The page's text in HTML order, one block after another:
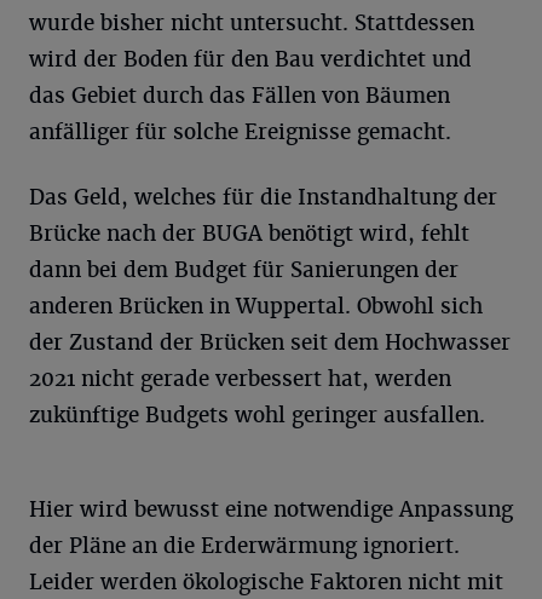
wurde bisher nicht untersucht. Stattdessen
wird der Boden für den Bau verdichtet und
das Gebiet durch das Fällen von Bäumen
anfälliger für solche Ereignisse gemacht.
Das Geld, welches für die Instandhaltung der
Brücke nach der BUGA benötigt wird, fehlt
dann bei dem Budget für Sanierungen der
anderen Brücken in Wuppertal. Obwohl sich
der Zustand der Brücken seit dem Hochwasser
2021 nicht gerade verbessert hat, werden
zukünftige Budgets wohl geringer ausfallen.
Hier wird bewusst eine notwendige Anpassung
der Pläne an die Erderwärmung ignoriert.
Leider werden ökologische Faktoren nicht mit